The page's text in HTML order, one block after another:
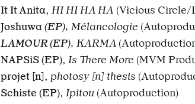
It It Anita, HI HI HA HA (Vicious Circle/
Joshuwa (EP), Mélancologie
LAMOUR (EP), KARMA
NAPSiS (EP), Is There More (MVM
projet [n], photosy [n] thesis
Schiste (EP), Ipitou (Autoproduction)